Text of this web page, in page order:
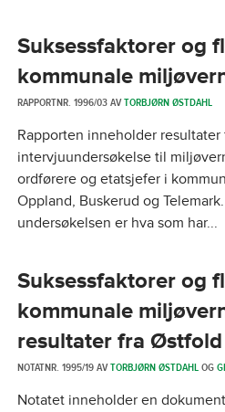
Suksessfaktorer og
kommunale
RAPPORTNR. 1996/03 AVTORBJØRN ØSTDAHL
Rapporten inneholder resultater
intervjuundersøkelse til
ordførere og etatsjefer i
Oppland, Buskerud og
undersøkelsen er hva som har...
Suksessfaktorer og
kommunale
resultater fra Østfold
NOTATNR. 1995/19 AVTORBJØRN ØSTDAHLOG
Notatet inneholder en